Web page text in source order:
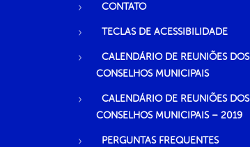
CONTATO
TECLAS DE ACESSIBILIDADE
CALENDÁRIO DE REUNIÕES DOS
CONSELHOS MUNICIPAIS
CALENDÁRIO DE REUNIÕES DOS
CONSELHOS MUNICIPAIS – 2019
PERGUNTAS FREQUENTES